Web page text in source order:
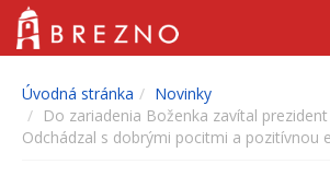
Úvodná stránka
Novinky
Do zariadenia Boženka zavítal
Odchádzal s dobrými pocitmi a pozitívnou